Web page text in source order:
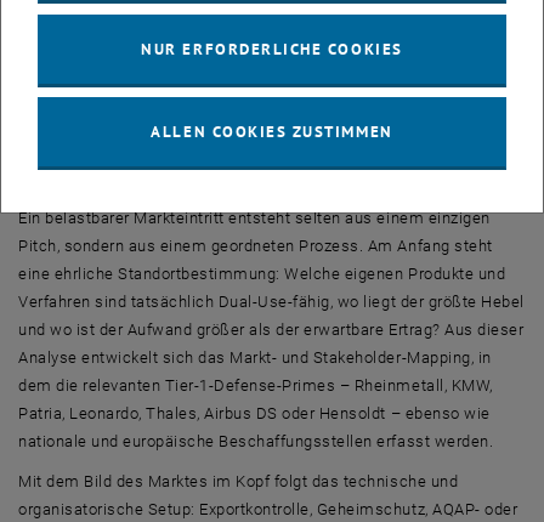
Defense-Engagement, glaubwürdige Stakeholder-
Kommunikation.
Ein belastbarer Markteintritt entsteht selten aus einem einzigen
Pitch, sondern aus einem geordneten Prozess. Am Anfang steht
eine ehrliche Standortbestimmung: Welche eigenen Produkte und
Verfahren sind tatsächlich Dual-Use-fähig, wo liegt der größte Hebel
und wo ist der Aufwand größer als der erwartbare Ertrag? Aus dieser
Analyse entwickelt sich das Markt- und Stakeholder-Mapping, in
dem die relevanten Tier-1-Defense-Primes – Rheinmetall, KMW,
Patria, Leonardo, Thales, Airbus DS oder Hensoldt – ebenso wie
nationale und europäische Beschaffungsstellen erfasst werden.
Mit dem Bild des Marktes im Kopf folgt das technische und
organisatorische Setup: Exportkontrolle, Geheimschutz, AQAP- oder
NUR ERFORDERLICHE COOKIES
ALLEN COOKIES ZUSTIMMEN